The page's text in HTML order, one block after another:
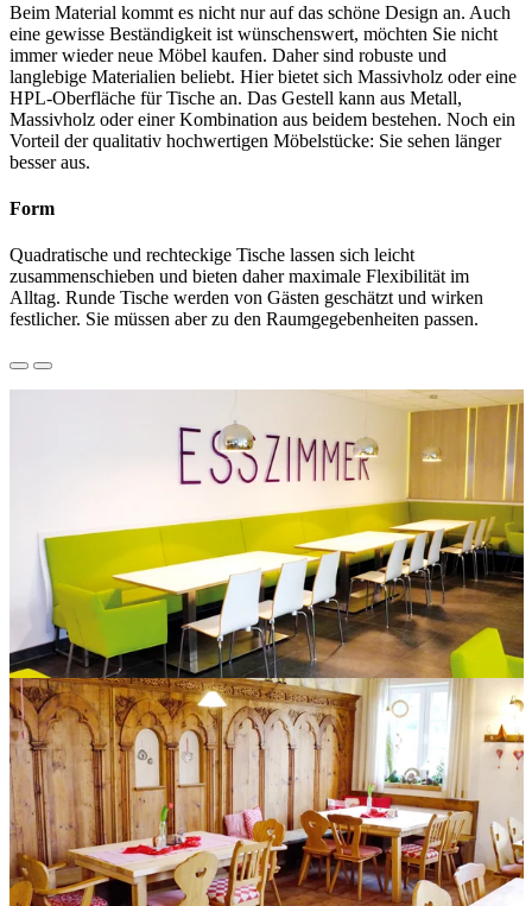
Beim Material kommt es nicht nur auf das schöne Design an. Auch
eine gewisse Beständigkeit ist wünschenswert, möchten Sie nicht
immer wieder neue Möbel kaufen. Daher sind robuste und
langlebige Materialien beliebt. Hier bietet sich Massivholz oder eine
HPL-Oberfläche für Tische an. Das Gestell kann aus Metall,
Massivholz oder einer Kombination aus beidem bestehen. Noch ein
Vorteil der qualitativ hochwertigen Möbelstücke: Sie sehen länger
besser aus.
Form
Quadratische und rechteckige Tische lassen sich leicht
zusammenschieben und bieten daher maximale Flexibilität im
Alltag. Runde Tische werden von Gästen geschätzt und wirken
festlicher. Sie müssen aber zu den Raumgegebenheiten passen.
Säulentisch mit gepolsterter Sitzbank im Toolcraft in
Georgensgmünd.